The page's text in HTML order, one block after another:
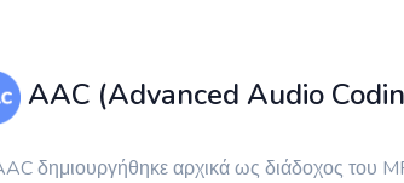
AAC (Advanced Audio
δημιουργήθηκε αρχικά ως διάδοχος του